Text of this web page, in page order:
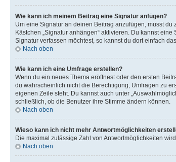
Wie kann ich meinem Beitrag eine Signatur anfügen?
Um eine Signatur an deinen Beitrag anzufügen, musst
Kästchen „Signatur anhängen“ aktivieren. Du kannst
Signatur verfassen möchtest, so kannst du dort einfach
Nach oben
Wie kann ich eine Umfrage erstellen?
Wenn du ein neues Thema eröffnest oder den ersten
du wahrscheinlich nicht die Berechtigung, Umfragen zu
eigenen Zeile steht. Du kannst auch unter
schließlich, ob die Benutzer ihre Stimme ändern können.
Nach oben
Wieso kann ich nicht mehr Antwortmöglichkeiten
Die maximal zulässige Zahl von Antwortmöglichkeiten
Nach oben